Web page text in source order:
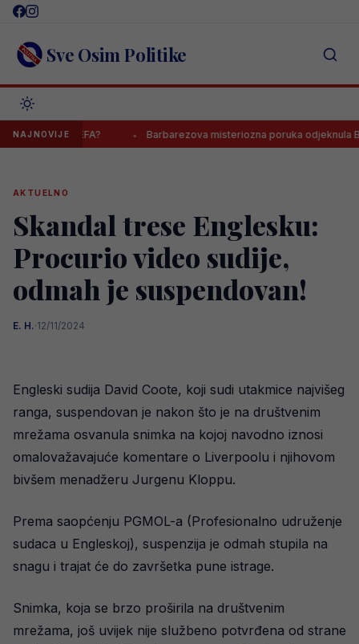
Skip
content Sve Osim Politike
NAJNOVIJE
UEFA? Barbarezova misteriozna poruka odjeknula Bosnom
AKTUELNO
Skandal trese Englesku:
Procurio video sudije,
odmah je suspendovan!
E. H.·12/11/2024
Engleski sudija David Coote, koji sudi utakmice najvišeg
ranga, suspendovan je nakon što je na društvenim
mrežama osvanula snimka na kojoj navodno iznosi
omalovažavajuće komentare o Liverpoolu i njihovom
bivšem menadžeru Jurgenu Kloppu.
Prema saopćenju PGMOL-a (Profesionalno udruženje
sudaca u Engleskoj), suspenzija je odmah stupila na
snagu i trajat će do završetka pune istrage.
Snimka, koja se brzo proširila na društvenim
mrežama, još uvijek nije službeno potvrđena od strane